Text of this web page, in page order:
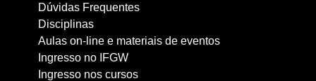
Dúvidas Frequentes
Disciplinas
Aulas on-line e materiais de eventos
Ingresso no IFGW
Ingresso nos cursos